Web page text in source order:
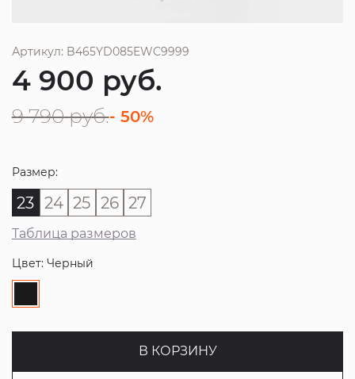
Артикул: B465YD085EWC9999
4 900 руб.
9 790 руб.- 50%
Размер:
23 24 25 26 27
Таблица размеров
Цвет: Черный
В КОРЗИНУ